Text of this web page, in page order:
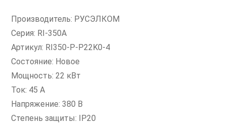
Производитель: РУСЭЛКОМ
Серия: RI-350A
Артикул: RI350-P-P22K0-4
Состояние: Новое
Мощность: 22 кВт
Ток: 45 А
Напряжение: 380 В
Степень защиты: IP20